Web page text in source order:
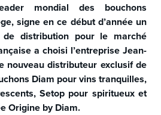
mondial des bouchons
signe en ce début d’année un
de distribution pour le marché
a choisi l’entreprise Jean-
nouveau distributeur exclusif de
Diam pour vins tranquilles,
Setop pour spiritueux et
Origine by Diam.